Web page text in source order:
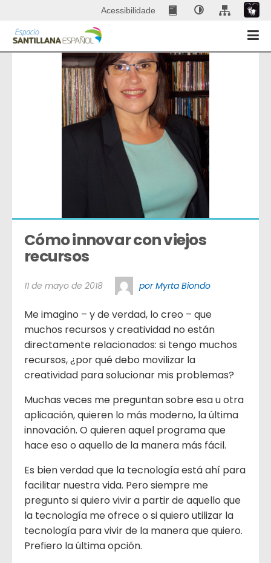
Acessibilidade
Cómo innovar con viejos
recursos
11 de mayo de 2018 por Myrta Biondo
Me imagino – y de verdad, lo creo – que
muchos recursos y creatividad no están
directamente relacionados: si tengo muchos
recursos, ¿por qué debo movilizar la
creatividad para solucionar mis problemas?
Muchas veces me preguntan sobre esa u otra
aplicación, quieren lo más moderno, la última
innovación. O quieren aquel programa que
hace eso o aquello de la manera más fácil.
Es bien verdad que la tecnología está ahí para
facilitar nuestra vida. Pero siempre me
pregunto si quiero vivir a partir de aquello que
la tecnología me ofrece o si quiero utilizar la
tecnología para vivir de la manera que quiero.
Prefiero la última opción.